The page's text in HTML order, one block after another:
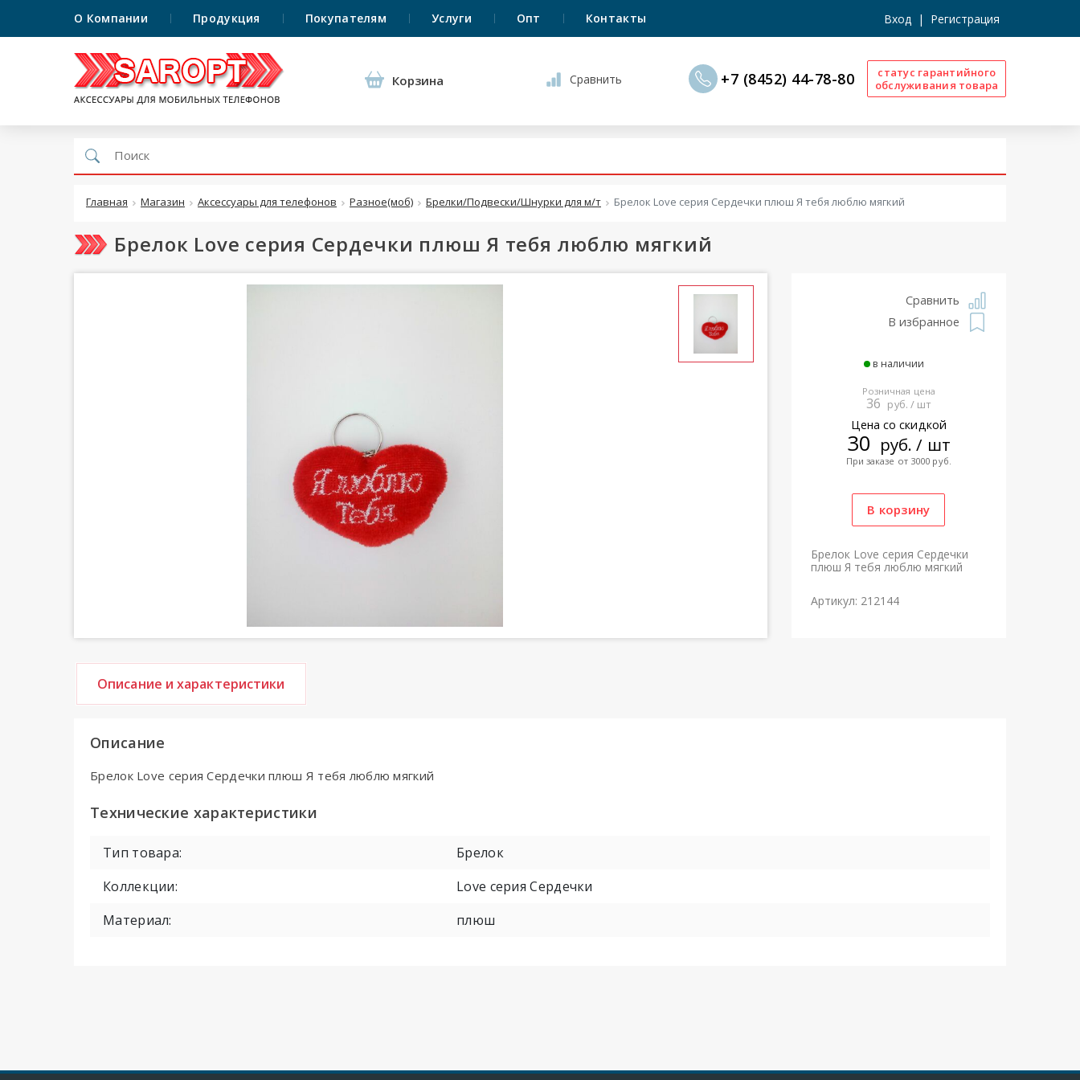
О Компании Продукция Покупателям Услуги Опт Контакты Вход | Регистрация
Корзина Сравнить +7 (8452) 44-78-80
статус гарантийного
обслуживания товара
Главная Магазин Аксессуары для телефонов Разное(моб) Брелки/Подвески/Шнурки для м/т Брелок Love серия Сердечки плюш Я тебя люблю мягкий
Брелок Love серия Сердечки плюш Я тебя люблю мягкий
Сравнить
В избранное
в наличии
Розничная цена
36 руб. / шт
Цена со скидкой
30 руб. / шт
При заказе от 3000 руб.
Брелок Love серия Сердечки
плюш Я тебя люблю мягкий
Артикул: 212144
Описание и характеристики
Описание
Брелок Love серия Сердечки плюш Я тебя люблю мягкий
Технические характеристики
Тип товара:
Брелок
Коллекции:
Love серия Сердечки
Материал:
плюш